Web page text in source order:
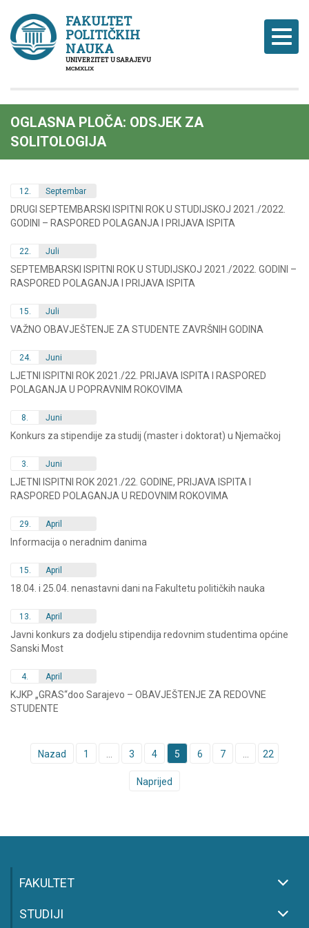
FAKULTET
POLITIČKIH
NAUKA
UNIVERZITET U SARAJEVU
MCMXLIX
OGLASNA PLOČA: ODSJEK ZA
SOLITOLOGIJA
12. Septembar
DRUGI SEPTEMBARSKI ISPITNI ROK U STUDIJSKOJ 2021./2022.
GODINI – RASPORED POLAGANJA I PRIJAVA ISPITA
22. Juli
SEPTEMBARSKI ISPITNI ROK U STUDIJSKOJ 2021./2022. GODINI –
RASPORED POLAGANJA I PRIJAVA ISPITA
15. Juli
VAŽNO OBAVJEŠTENJE ZA STUDENTE ZAVRŠNIH GODINA
24. Juni
LJETNI ISPITNI ROK 2021./22. PRIJAVA ISPITA I RASPORED
POLAGANJA U POPRAVNIM ROKOVIMA
8. Juni
Konkurs za stipendije za studij (master i doktorat) u Njemačkoj
3. Juni
LJETNI ISPITNI ROK 2021./22. GODINE, PRIJAVA ISPITA I
RASPORED POLAGANJA U REDOVNIM ROKOVIMA
29. April
Informacija o neradnim danima
15. April
18.04. i 25.04. nenastavni dani na Fakultetu političkih nauka
13. April
Javni konkurs za dodjelu stipendija redovnim studentima općine
Sanski Most
4. April
KJKP „GRAS“doo Sarajevo – OBAVJEŠTENJE ZA REDOVNE
STUDENTE
PostsNazad 1 3 4 5 6 7 22
Naprijed
FAKULTET
STUDIJI